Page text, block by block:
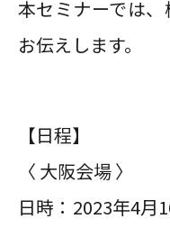
本セミナーでは
お伝えします。
【日程】
〈 大阪会場 〉
日時：2023年4月